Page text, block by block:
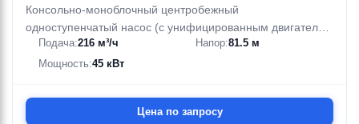
Консольно-моноблочный центробежный
одноступенчатый насос (с унифицированным двигателем
и жесткой муфтой (EN 733)) из нержавеющей стали AISI
316
Подача:216 м³/ч Напор:81.5 м
Мощность:45 кВт
Цена по запросу